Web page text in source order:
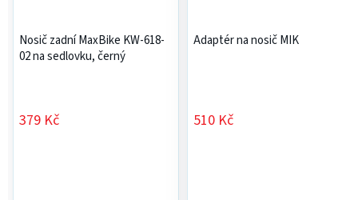
Nosič zadní MaxBike KW-618-
02 na sedlovku, černý
379 Kč
Adaptér na nosič MIK
510 Kč